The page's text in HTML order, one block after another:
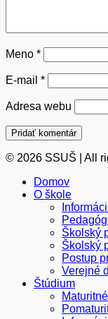
Meno *
E-mail *
Adresa webu
© 2026 SSUŠ | All
Domov
O škole
Školský
Školský
Postup
Verejné
Štúdium